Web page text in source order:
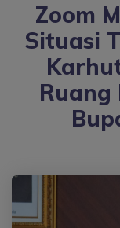
Zoom
Situasi
Ruang